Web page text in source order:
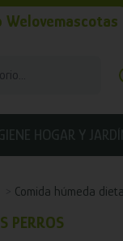
Welovemascotas
HOGAR Y
Comida húmeda
PERROS